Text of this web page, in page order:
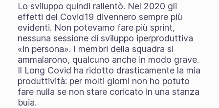
Lo sviluppo quindi rallentò. Nel 2020 gli
effetti del Covid19 divennero sempre più
evidenti. Non potevamo fare più sprint,
nessuna sessione di sviluppo iperproduttiva
«in persona». I membri della squadra si
ammalarono, qualcuno anche in modo grave.
Il Long Covid ha ridotto drasticamente la mia
produttività: per molti giorni non ho potuto
fare nulla se non stare coricato in una stanza
buia.